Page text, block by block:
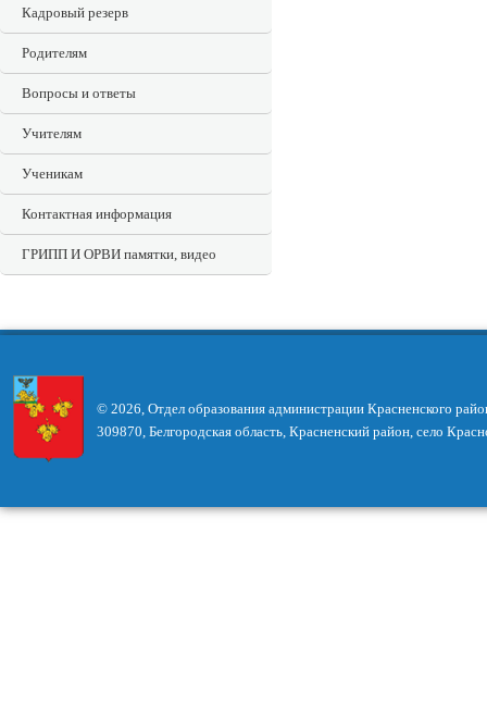
Кадровый резерв
Родителям
Вопросы и ответы
Учителям
Ученикам
Контактная информация
ГРИПП И ОРВИ памятки, видео
© 2026, Отдел образования администрации Красненского
309870, Белгородская область, Красненский район, село